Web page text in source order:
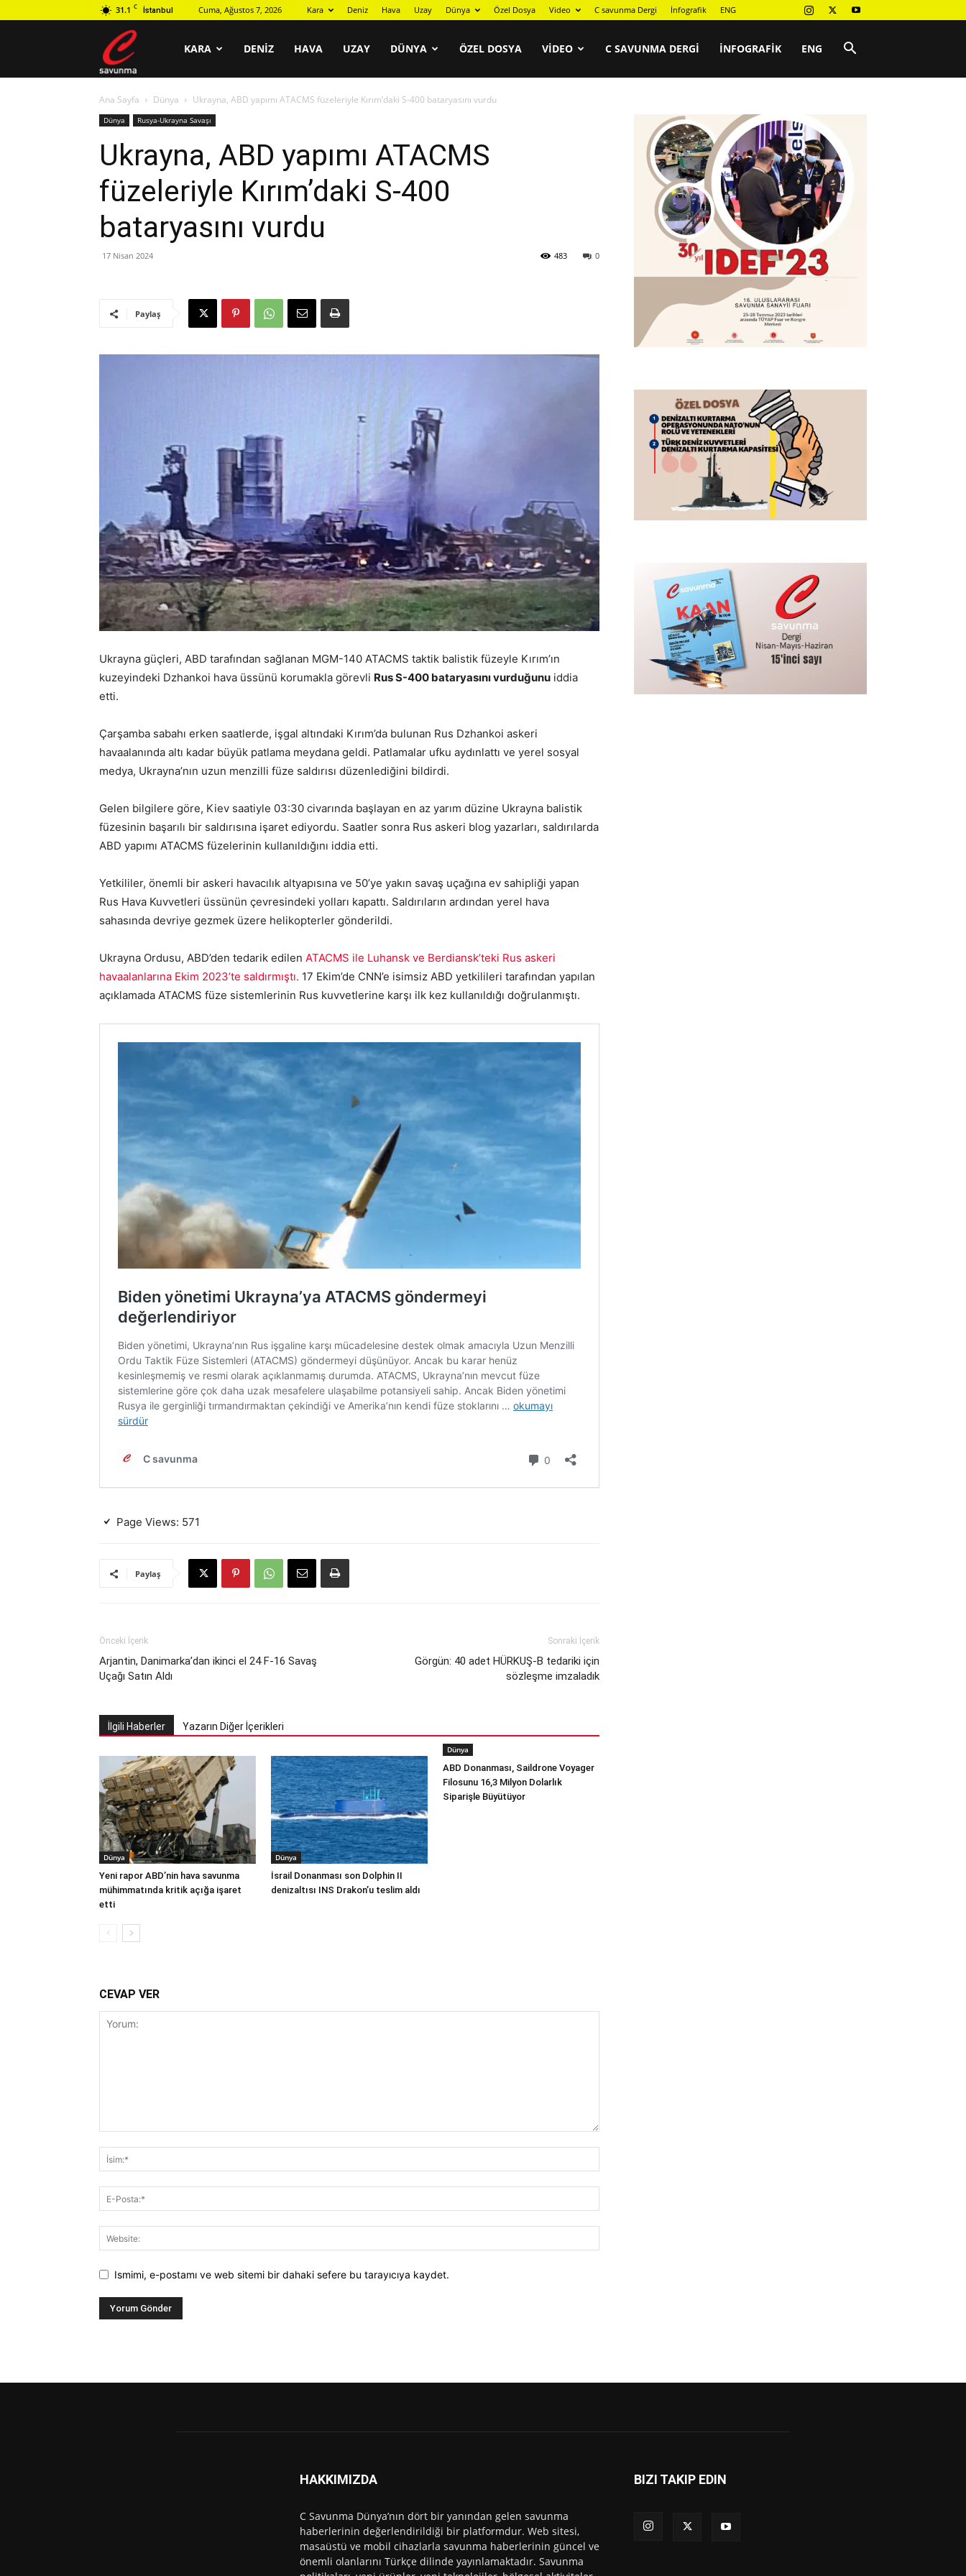
31.1 C İstanbul Cuma, Ağustos 7, 2026 Kara Deniz Hava Uzay Dünya Özel Dosya Video C savunma Dergi İnfografik ENG
savunma
KARA DENIZ HAVA UZAY DÜNYA ÖZEL DOSYA VIDEO C SAVUNMA DERGI İNFOGRAFIK ENG
Ana Sayfa Dünya Ukrayna, ABD yapımı ATACMS füzeleriyle Kırım’daki S-400 bataryasını vurdu
Dünya Rusya-Ukrayna Savaşı
Ukrayna, ABD yapımı ATACMS
füzeleriyle Kırım’daki S-400
bataryasını vurdu
17 Nisan 2024 0
483
Paylaş
Ukrayna güçleri, ABD tarafından sağlanan MGM-140 ATACMS taktik balistik füzeyle Kırım’ın
kuzeyindeki Dzhankoi hava üssünü korumakla görevli Rus S-400 bataryasını vurduğunu iddia
etti.
Çarşamba sabahı erken saatlerde, işgal altındaki Kırım’da bulunan Rus Dzhankoi askeri
havaalanında altı kadar büyük patlama meydana geldi. Patlamalar ufku aydınlattı ve yerel sosyal
medya, Ukrayna’nın uzun menzilli füze saldırısı düzenlediğini bildirdi.
Gelen bilgilere göre, Kiev saatiyle 03:30 civarında başlayan en az yarım düzine Ukrayna balistik
füzesinin başarılı bir saldırısına işaret ediyordu. Saatler sonra Rus askeri blog yazarları, saldırılarda
ABD yapımı ATACMS füzelerinin kullanıldığını iddia etti.
Yetkililer, önemli bir askeri havacılık altyapısına ve 50’ye yakın savaş uçağına ev sahipliği yapan
Rus Hava Kuvvetleri üssünün çevresindeki yolları kapattı. Saldırıların ardından yerel hava
sahasında devriye gezmek üzere helikopterler gönderildi.
Ukrayna Ordusu, ABD’den tedarik edilen ATACMS ile Luhansk ve Berdiansk’teki Rus askeri
havaalanlarına Ekim 2023’te saldırmıştı. 17 Ekim’de CNN’e isimsiz ABD yetkilileri tarafından yapılan
açıklamada ATACMS füze sistemlerinin Rus kuvvetlerine karşı ilk kez kullanıldığı doğrulanmıştı.
Page Views: 571
Paylaş
Önceki İçerik
Arjantin, Danimarka’dan ikinci el 24 F-16 Savaş
Uçağı Satın Aldı
Sonraki İçerik
Görgün: 40 adet HÜRKUŞ-B tedariki için
sözleşme imzaladık
İlgili Haberler Yazarın Diğer İçerikleri
Dünya
Yeni rapor ABD’nin hava savunma
mühimmatında kritik açığa işaret
etti
Dünya
İsrail Donanması son Dolphin II
denizaltısı INS Drakon’u teslim aldı
Dünya
ABD Donanması, Saildrone Voyager
Filosunu 16,3 Milyon Dolarlık
Siparişle Büyütüyor
CEVAP VER
Ismimi, e-postamı ve web sitemi bir dahaki sefere bu tarayıcıya kaydet.
HAKKIMIZDA
C Savunma Dünya’nın dört bir yanından gelen savunma
haberlerinin değerlendirildiği bir platformdur. Web sitesi,
masaüstü ve mobil cihazlarla savunma haberlerinin güncel ve
önemli olanlarını Türkçe dilinde yayınlamaktadır. Savunma
BIZI TAKIP EDIN